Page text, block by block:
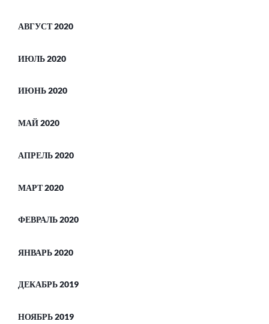
АВГУСТ 2020
ИЮЛЬ 2020
ИЮНЬ 2020
МАЙ 2020
АПРЕЛЬ 2020
МАРТ 2020
ФЕВРАЛЬ 2020
ЯНВАРЬ 2020
ДЕКАБРЬ 2019
НОЯБРЬ 2019